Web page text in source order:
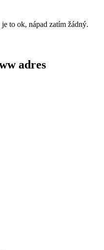
to ok, nápad zatím žádný.
adres